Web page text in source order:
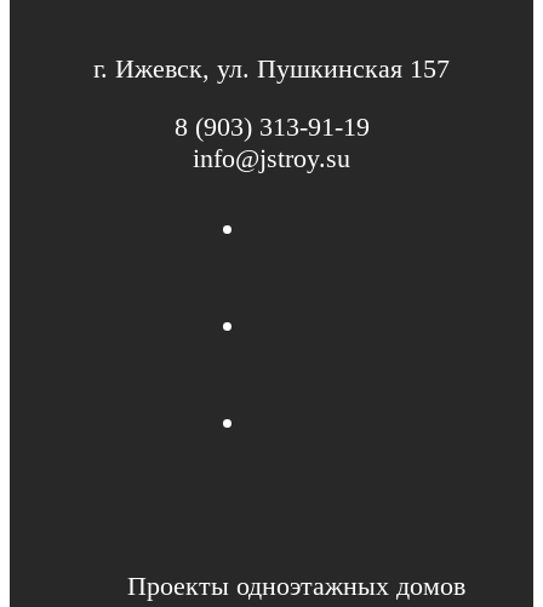
г. Ижевск, ул. Пушкинская 157
8 (903) 313-91-19
info@jstroy.su
Проекты одноэтажных домов